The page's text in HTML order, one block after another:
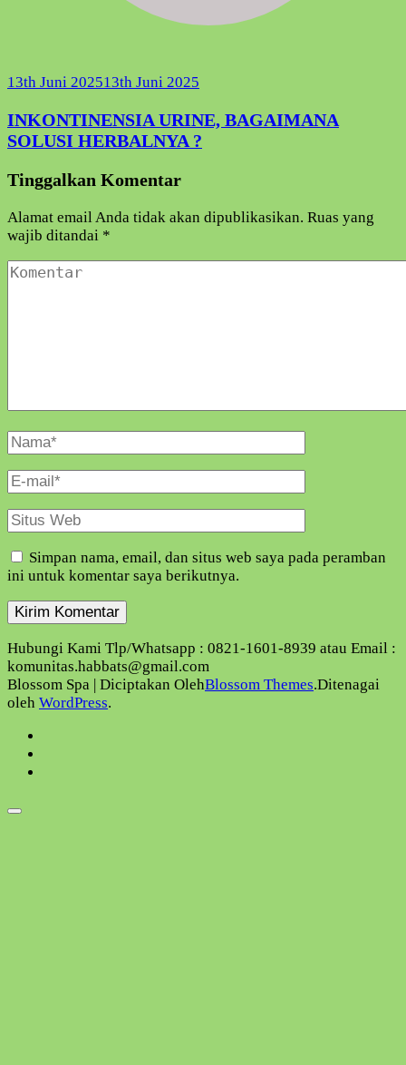
13th Juni 202513th Juni 2025
INKONTINENSIA URINE, BAGAIMANA
SOLUSI HERBALNYA ?
Tinggalkan Komentar
Alamat email Anda tidak akan dipublikasikan. Ruas yang
wajib ditandai *
Komentar
Nama
Lengkap
E-
Mail
Situs
Web
Simpan nama, email, dan situs web saya pada peramban
ini untuk komentar saya berikutnya.
Hubungi Kami Tlp/Whatsapp : 0821-1601-8939 atau Email :
komunitas.habbats@gmail.com
Blossom Spa | Diciptakan OlehBlossom Themes.Ditenagai
oleh WordPress.